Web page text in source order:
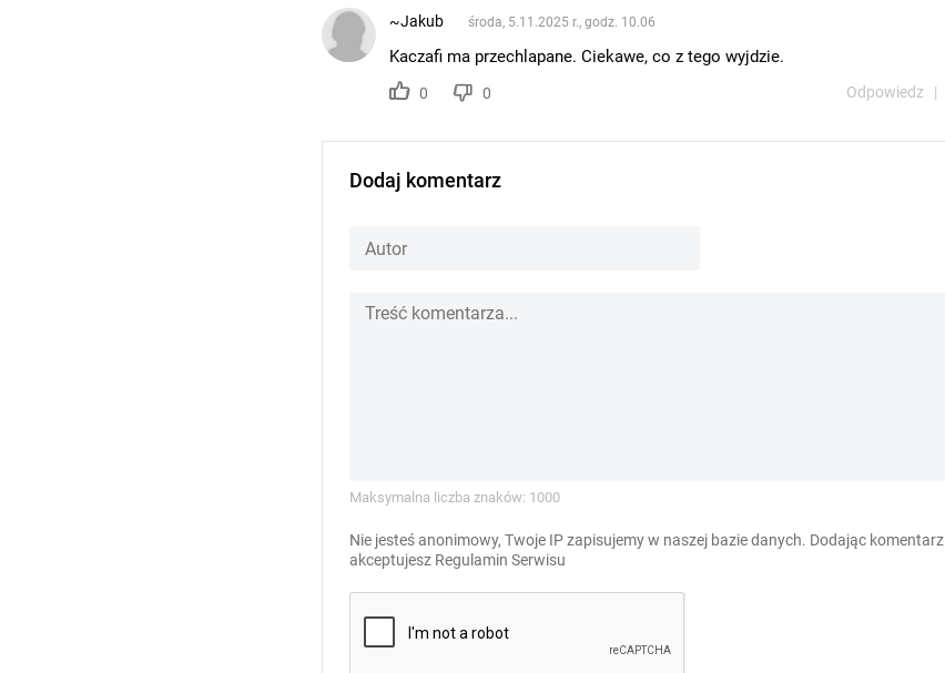
~Jakub środa, 5.11.2025 r., godz. 10.06
Kaczafi ma przechlapane. Ciekawe, co z tego wyjdzie.
0 0 Odpowiedz
Dodaj komentarz
Maksymalna liczba znaków: 1000
Nie jesteś anonimowy, Twoje IP zapisujemy w naszej bazie danych. Dodając komentarz
akceptujesz Regulamin Serwisu